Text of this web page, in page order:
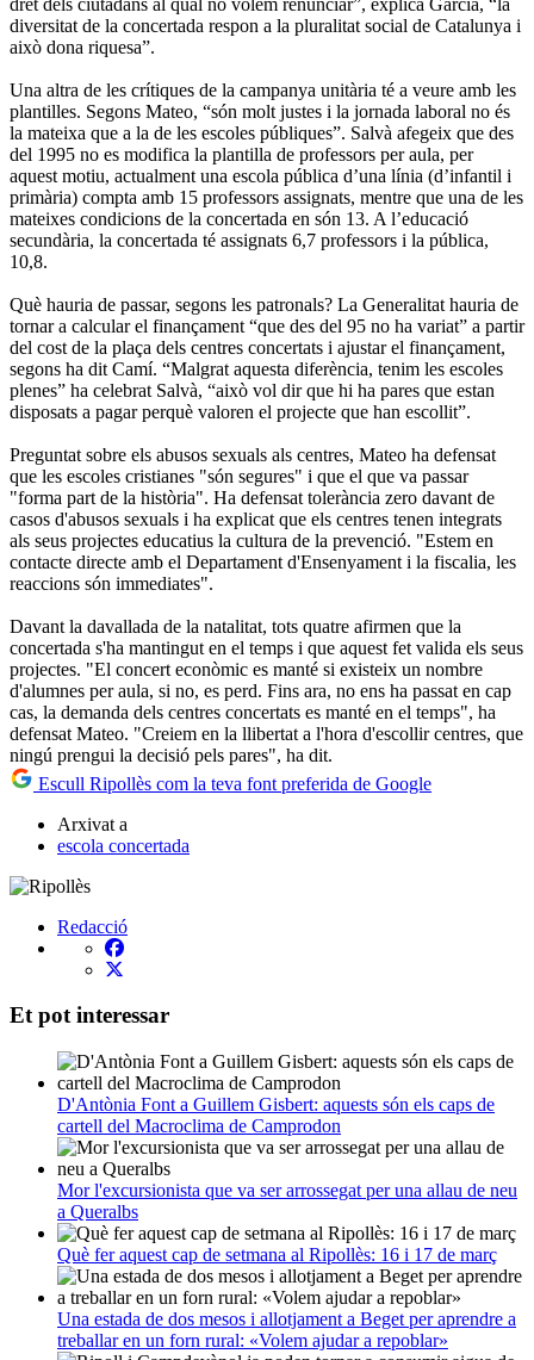
diversitat de la concertada respon a la pluralitat social de Catalunya i
això dona riquesa”.
Una altra de les crítiques de la campanya unitària té a veure amb les
plantilles. Segons Mateo, “són molt justes i la jornada laboral no és
la mateixa que a la de les escoles públiques”. Salvà afegeix que des
del 1995 no es modifica la plantilla de professors per aula, per
aquest motiu, actualment una escola pública d’una línia (d’infantil i
primària) compta amb 15 professors assignats, mentre que una de les
mateixes condicions de la concertada en són 13. A l’educació
secundària, la concertada té assignats 6,7 professors i la pública,
10,8.
Què hauria de passar, segons les patronals? La Generalitat hauria de
tornar a calcular el finançament “que des del 95 no ha variat” a partir
del cost de la plaça dels centres concertats i ajustar el finançament,
segons ha dit Camí. “Malgrat aquesta diferència, tenim les escoles
plenes” ha celebrat Salvà, “això vol dir que hi ha pares que estan
disposats a pagar perquè valoren el projecte que han escollit”.
Preguntat sobre els abusos sexuals als centres, Mateo ha defensat
que les escoles cristianes "són segures" i que el que va passar
"forma part de la història". Ha defensat tolerància zero davant de
casos d'abusos sexuals i ha explicat que els centres tenen integrats
als seus projectes educatius la cultura de la prevenció. "Estem en
contacte directe amb el Departament d'Ensenyament i la fiscalia, les
reaccions són immediates".
Davant la davallada de la natalitat, tots quatre afirmen que la
concertada s'ha mantingut en el temps i que aquest fet valida els seus
projectes. "El concert econòmic es manté si existeix un nombre
d'alumnes per aula, si no, es perd. Fins ara, no ens ha passat en cap
cas, la demanda dels centres concertats es manté en el temps", ha
defensat Mateo. "Creiem en la llibertat a l'hora d'escollir centres, que
ningú prengui la decisió pels pares", ha dit.
Escull Ripollès com la teva font preferida de Google
Arxivat a
escola concertada
Redacció
Et pot interessar
D'Antònia Font a Guillem Gisbert: aquests són els caps de
cartell del Macroclima de Camprodon
Mor l'excursionista que va ser arrossegat per una allau de neu
a Queralbs
Què fer aquest cap de setmana al Ripollès: 16 i 17 de març
Una estada de dos mesos i allotjament a Beget per aprendre a
treballar en un forn rural: «Volem ajudar a repoblar»